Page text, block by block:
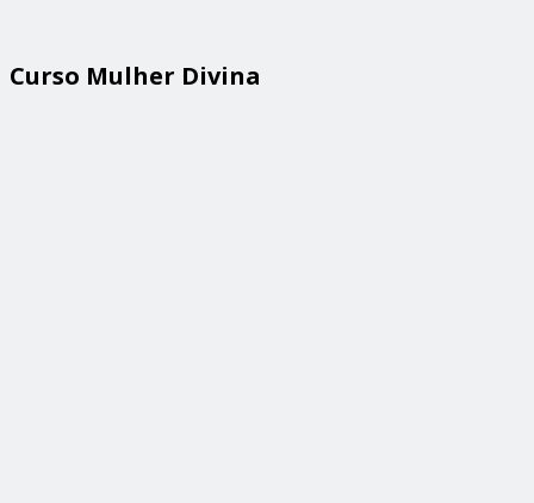
Curso Mulher Divina